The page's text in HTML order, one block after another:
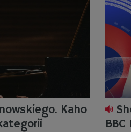
Kaho
BBC
Joanna Grotkowska